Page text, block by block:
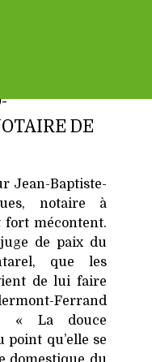
DE
Jean-Baptiste-
notaire à
fort mécontent.
de paix du
que les
de lui faire
Ferrand
« La douce
point qu’elle se